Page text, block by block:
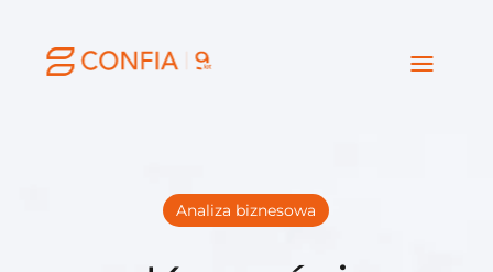
Analiza biznesowa